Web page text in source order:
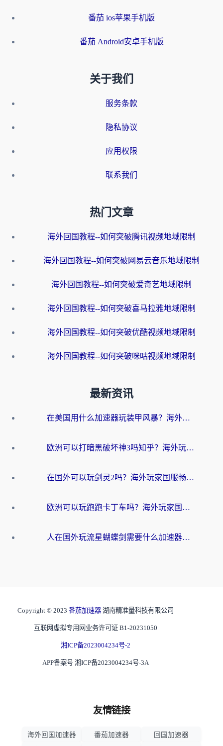
番茄 ios苹果手机版
番茄 Android安卓手机版
关于我们
服务条款
隐私协议
应用权限
联系我们
热门文章
海外回国教程--如何突破腾讯视频地域限制
海外回国教程--如何突破网易云音乐地域限制
海外回国教程--如何突破爱奇艺地域限制
海外回国教程--如何突破喜马拉雅地域限制
海外回国教程--如何突破优酷视频地域限制
海外回国教程--如何突破咪咕视频地域限制
最新资讯
在美国用什么加速器玩装甲风暴？海外玩家亲测有效的国服游戏加速指南
欧洲可以打暗黑破坏神3吗知乎？海外玩家国服游戏加速终极指南
在国外可以玩剑灵2吗？海外玩家国服畅玩终极指南（附永恒之塔明日方舟加速方案）
欧洲可以玩跑跑卡丁车吗？海外玩家国服游戏畅玩终极指南（附QQ炫舞剑网3解决方案）
人在国外玩流星蝴蝶剑需要什么加速器？老玩家亲测的终极解决方案
Copyright © 2023 番茄加速器 湖南精准量科技有限公司
互联网虚拟专用网业务许可证 B1-20231050
湘ICP备2023004234号-2
APP备案号 湘ICP备2023004234号-3A
友情链接
海外回国加速器 番茄加速器 回国加速器